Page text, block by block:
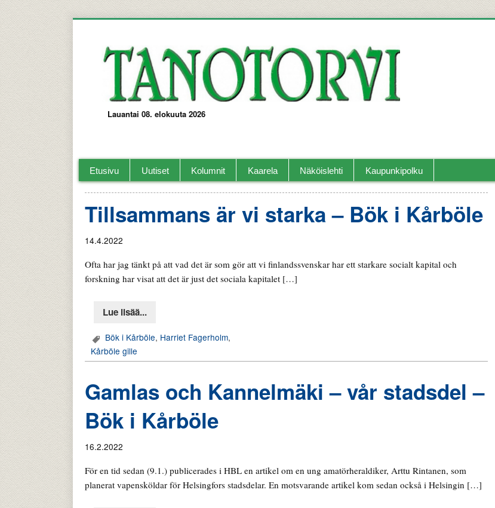
Lauantai 08. elokuuta 2026
Etusivu Uutiset Kolumnit Kaarela Näköislehti Kaupunkipolku
Tillsammans är vi starka – Bök i Kårböle
14.4.2022
Ofta har jag tänkt på att vad det är som gör att vi finlandssvenskar har ett starkare socialt kapital och
forskning har visat att det är just det sociala kapitalet […]
Lue lisää...
Bök i Kårböle, Harriet Fagerholm,
Kårböle gille
Gamlas och Kannelmäki – vår stadsdel –
Bök i Kårböle
16.2.2022
För en tid sedan (9.1.) publicerades i HBL en artikel om en ung amatörheraldiker, Arttu Rintanen, som
planerat vapensköldar för Helsingfors stadsdelar. En motsvarande artikel kom sedan också i Helsingin […]